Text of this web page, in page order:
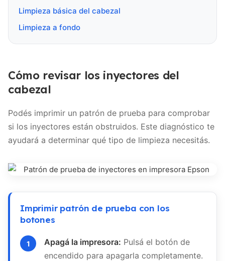
Limpieza básica del cabezal
Limpieza a fondo
Cómo revisar los inyectores del
cabezal
Podés imprimir un patrón de prueba para comprobar
si los inyectores están obstruidos. Este diagnóstico te
ayudará a determinar qué tipo de limpieza necesitás.
Imprimir patrón de prueba con los
botones
Apagá la impresora: Pulsá el botón de
encendido para apagarla completamente.